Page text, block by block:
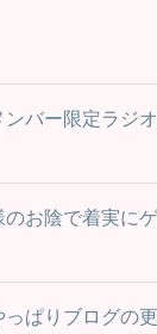
バー限定ラジ
お陰で着実に
ぱりブログの